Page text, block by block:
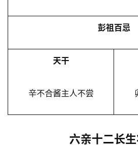
彭祖百忌
天干
辛不合酱主人不尝
六亲十二长